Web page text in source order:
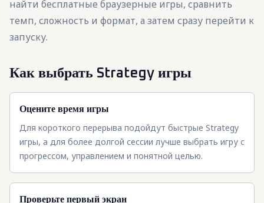
найти бесплатные браузерные игры, сравнить
темп, сложность и формат, а затем сразу перейти к
запуску.
Как выбрать Strategy игры
Оцените время игры
Для короткого перерыва подойдут быстрые Strategy
игры, а для более долгой сессии лучше выбрать игру с
прогрессом, управлением и понятной целью.
Проверьте первый экран